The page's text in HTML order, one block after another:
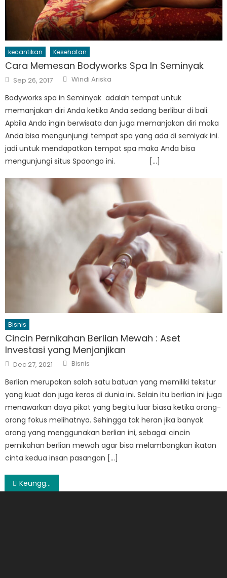
kecantikan Kesehatan
Cara Memesan Bodyworks Spa In Seminyak
Posted
on
Sep 26, 2017 Author
Windi Ariska
Bodyworks spa in Seminyak adalah tempat untuk
memanjakan diri Anda ketika Anda sedang berlibur di bali.
Apbila Anda ingin berwisata dan juga memanjakan diri maka
Anda bisa mengunjungi tempat spa yang ada di semiyak ini.
jadi untuk mendapatkan tempat spa maka Anda bisa
mengunjungi situs Spaongo ini. […]
Bisnis
Cincin Pernikahan Berlian Mewah : Aset
Investasi yang Menjanjikan
Posted
on
Dec 27, 2021 Author
Bisnis
Berlian merupakan salah satu batuan yang memiliki tekstur
yang kuat dan juga keras di dunia ini. Selain itu berlian ini juga
menawarkan daya pikat yang begitu luar biasa ketika orang-
orang fokus melihatnya. Sehingga tak heran jika banyak
orang yang menggunakan berlian ini, sebagai cincin
pernikahan berlian mewah agar bisa melambangkan ikatan
cinta kedua insan pasangan […]
Post
Keunggulan Layanan Facebook Marketing Indonesia InboundID